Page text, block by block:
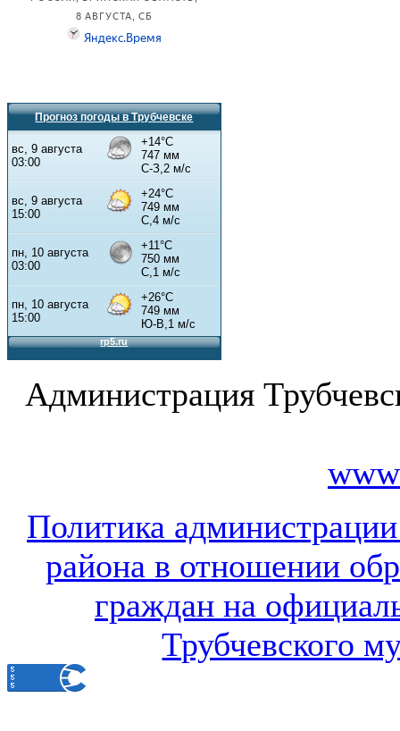
Прогноз погоды в Трубчевске
Администрация
Политика
района в отношении
граждан на
Трубчевского